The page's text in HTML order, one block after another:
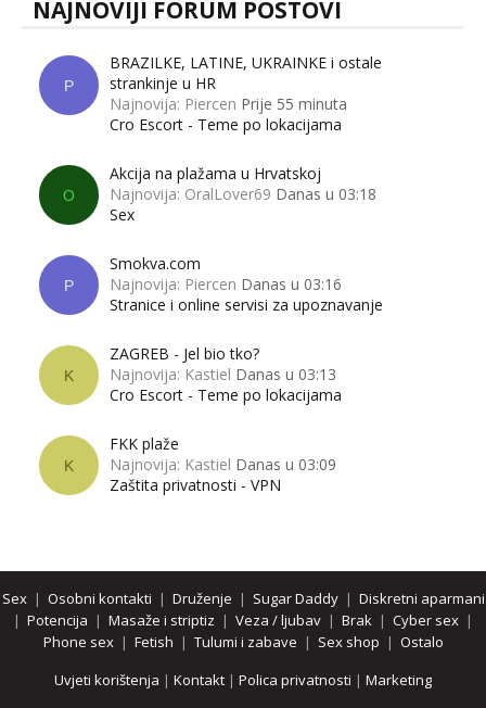
NAJNOVIJI FORUM POSTOVI
P
BRAZILKE, LATINE, UKRAINKE i ostale
strankinje u HR
Najnovija: Piercen Prije 55 minuta
Cro Escort - Teme po lokacijama
O
Akcija na plažama u Hrvatskoj
Najnovija: OralLover69 Danas u 03:18
Sex
P
Smokva.com
Najnovija: Piercen Danas u 03:16
Stranice i online servisi za upoznavanje
K
ZAGREB - Jel bio tko?
Najnovija: Kastiel Danas u 03:13
Cro Escort - Teme po lokacijama
K
FKK plaže
Najnovija: Kastiel Danas u 03:09
Zaštita privatnosti - VPN
Sex| Osobni kontakti | Druženje | Sugar Daddy| Diskretni aparmani
| Potencija | Masaže i striptiz | Veza / ljubav | Brak | Cyber sex |
Phone sex| Fetish | Tulumi i zabave | Sex shop | Ostalo
Uvjeti korištenja | Kontakt | Polica privatnosti | Marketing